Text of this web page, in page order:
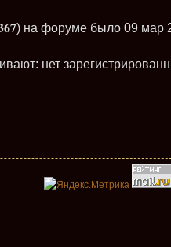
) на форуме было 09 мар
нет